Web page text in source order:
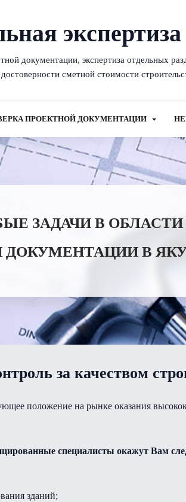
экспертиза
документации, экспертиза отдельных
сметной стоимости
ПРОЕКТНОЙ ДОКУМЕНТАЦИИ
ЗАДАЧИ В ОБЛАСТИ
В
за качеством
положение на рынке оказания
специалисты окажут Вам
зданий;